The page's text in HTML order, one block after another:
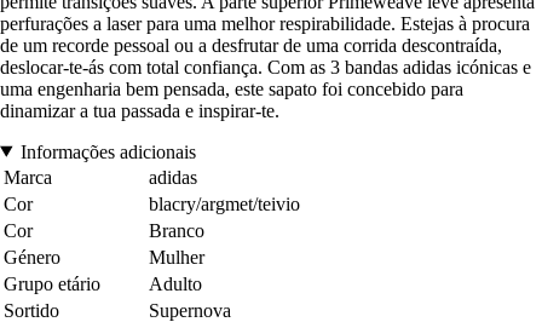
perfurações a laser para uma melhor respirabilidade. Estejas à procura
de um recorde pessoal ou a desfrutar de uma corrida descontraída,
deslocar-te-ás com total confiança. Com as 3 bandas adidas icónicas e
uma engenharia bem pensada, este sapato foi concebido para
dinamizar a tua passada e inspirar-te.
Informações adicionais
Marca
adidas
Cor
blacry/argmet/teivio
Cor
Branco
Género
Mulher
Grupo etário
Adulto
Sortido
Supernova